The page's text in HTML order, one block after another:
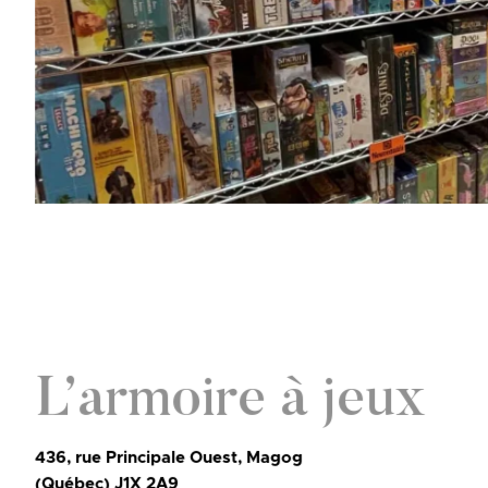
L’armoire à jeux
436, rue Principale Ouest, Magog
(Québec) J1X 2A9